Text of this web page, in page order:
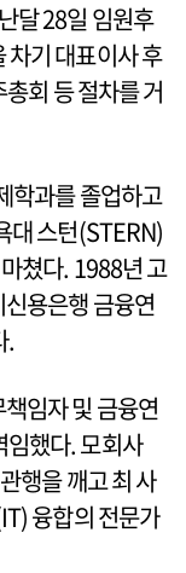
달 28일 임원후
차기 대표이사 후
회 등 절차를 거
학과를 졸업하고
대 스턴(STERN)
쳤다. 1988년 고
용은행 금융연
.
임자 및 금융연
임했다. 모회사
행을 깨고 최 사
융합의 전문가